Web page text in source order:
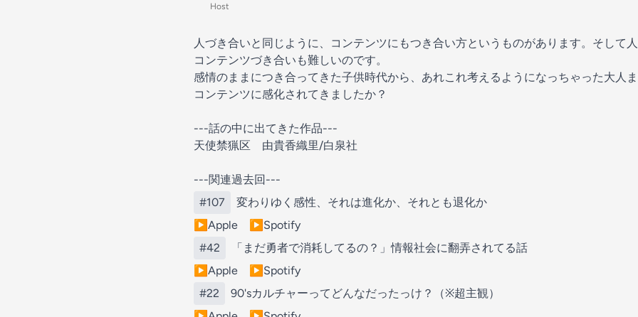
Host
人づき合いと同じように、コンテンツにもつき合い方というものがあります。そして
コンテンツづき合いも難しいのです。
感情のままにつき合ってきた子供時代から、あれこれ考えるようになっちゃった大人
コンテンツに感化されてきましたか？
---話の中に出てきた作品---
天使禁猟区 由貴香織里/白泉社
---関連過去回---
#107
変わりゆく感性、それは進化か、それとも退化か
▶Apple
▶Spotify
#42
「まだ勇者で消耗してるの？」情報社会に翻弄されてる話
▶Apple
▶Spotify⁠⁠⁠⁠
#22
90'sカルチャーってどんなだったっけ？（※超主観）